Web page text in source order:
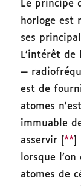
Le principe
horloge est
ses
L’intérêt
—
est de
atomes
immuable
asservir [ **
lorsque
atomes de